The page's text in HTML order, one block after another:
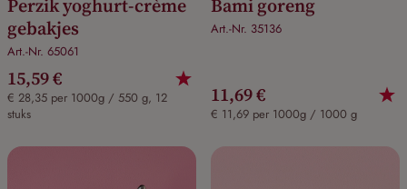
Perzik yoghurt-crème
gebakjes
Art.-Nr. 65061
15,59 €
€ 28,35 per 1000g / 550 g, 12
stuks
Bami goreng
Art.-Nr. 35136
11,69 €
€ 11,69 per 1000g / 1000 g